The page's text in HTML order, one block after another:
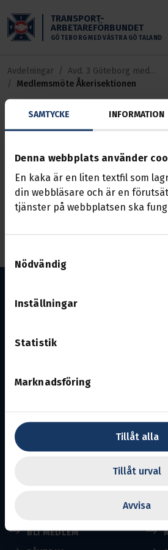
SAMTYCKE INFORMATION
Denna webbplats använder
En kaka är en liten textfil som
din webbläsare och är en
tjänster på webbplatsen ska
Nödvändig
Inställningar
Statistik
Marknadsföring
Tillåt alla
Tillåt urval
Avvisa
TRANSPORT-
ARBETAREFÖRBUNDET
GÖTEBORG MED VÄSTRA GÖTALAND
Avdelningar
Avd. 3 Göteborg med
Västra Götaland
Medlemsmöte Åkerisektionen
Åkerisektionen
Händelse
13 sep. 2025, 11:00 —
Avdelningsexpeditionen, fjärde
Göteborg med
Avdelning 3. Ansvarig utgivare:
Transports uppgift är att se efter
BLI MEDLEM